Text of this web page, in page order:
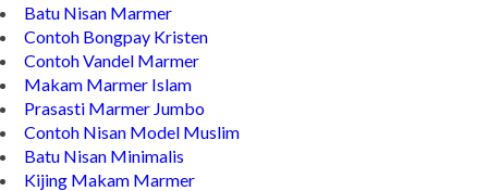
Batu Nisan Marmer
Contoh Bongpay Kristen
Contoh Vandel Marmer
Makam Marmer Islam
Prasasti Marmer Jumbo
Contoh Nisan Model Muslim
Batu Nisan Minimalis
Kijing Makam Marmer